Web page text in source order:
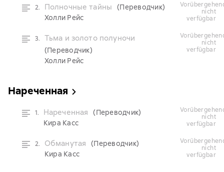
2. Полночные тайны
(Переводчик)
Холли Рейс
vorübergehend
nicht
verfügbar
3. Тьма и золото полуночи
(Переводчик)
Холли Рейс
vorübergehend
nicht
verfügbar
Нареченная
1. Нареченная
(Переводчик)
Кира Касс
vorübergehend
nicht
verfügbar
2. Обманутая
(Переводчик)
Кира Касс
vorübergehend
nicht
verfügbar